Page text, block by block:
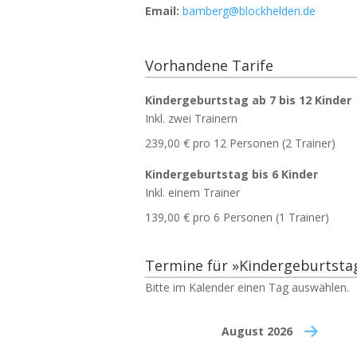
Email: bamberg@blockhelden.de
Vorhandene Tarife
Kindergeburtstag ab 7 bis 12 Kinder
Inkl. zwei Trainern
239,00 €pro 12 Personen (2 Trainer)
Kindergeburtstag bis 6 Kinder
Inkl. einem Trainer
139,00 €pro 6 Personen (1 Trainer)
Termine für
Bitte im Kalender einen Tag auswählen.
August 2026